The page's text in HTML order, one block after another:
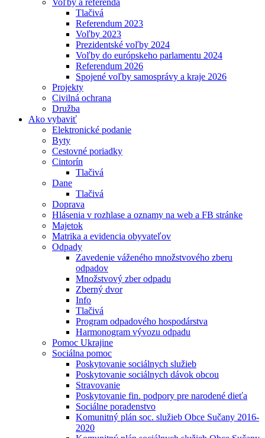
Voľby a referendá
Tlačivá
Referendum 2023
Voľby 2023
Prezidentské voľby 2024
Voľby do európskeho parlamentu 2024
Referendum 2026
Spojené voľby samosprávy a kraje 2026
Projekty
Civilná ochrana
Družba
Ako vybaviť
Elektronické podanie
Byty
Cestovné poriadky
Cintorín
Tlačivá
Dane
Tlačivá
Doprava
Hlásenia v rozhlase a oznamy na web a FB stránke
Majetok
Matrika a evidencia obyvateľov
Odpady
Zavedenie váženého množstvového zberu
odpadov
Množstvový zber odpadu
Zberný dvor
Info
Tlačivá
Program odpadového hospodárstva
Harmonogram vývozu odpadu
Pomoc Ukrajine
Sociálna pomoc
Poskytovanie sociálnych služieb
Poskytovanie sociálnych dávok obcou
Stravovanie
Poskytovanie fin. podpory pre narodené dieťa
Sociálne poradenstvo
Komunitný plán soc. služieb Obce Sučany 2016-
2020